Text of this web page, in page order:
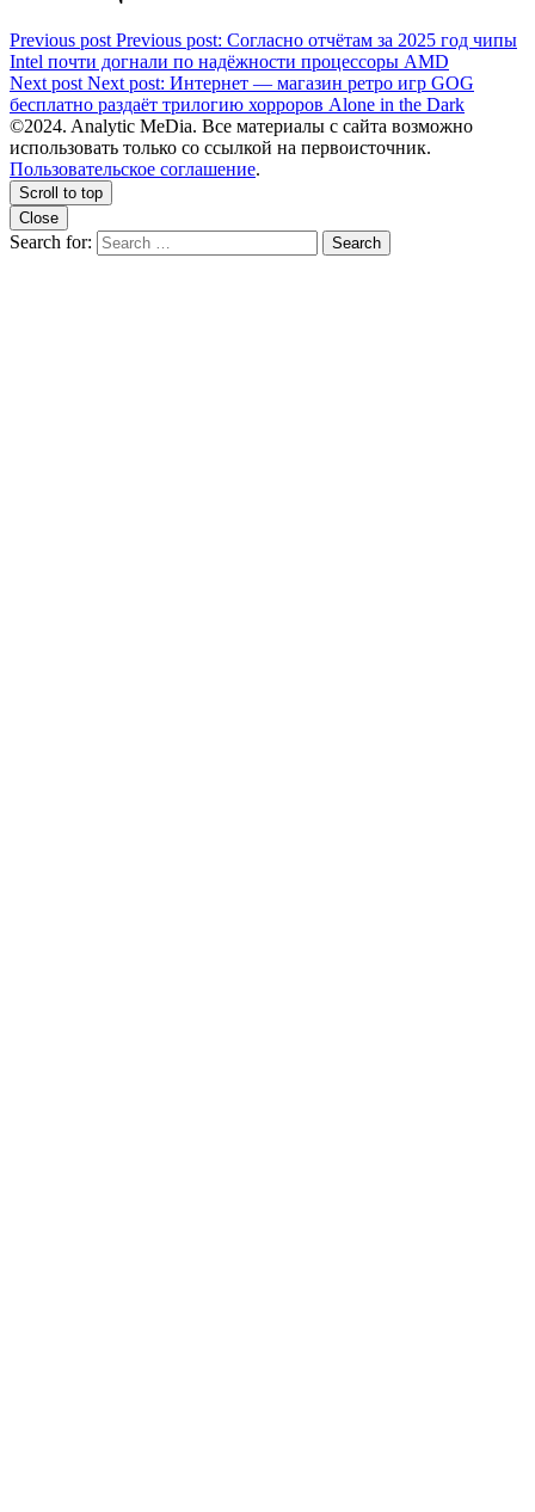
Previous post Previous post: Согласно отчётам за 2025 год чипы
Intel почти догнали по надёжности процессоры AMD
Next post Next post: Интернет — магазин ретро игр GOG
бесплатно раздаёт трилогию хорроров Alone in the Dark
©2024. Analytic MeDia. Все материалы с сайта возможно
использовать только со ссылкой на первоисточник.
Пользовательское соглашение.
Scroll to top
Close
Search for: Search